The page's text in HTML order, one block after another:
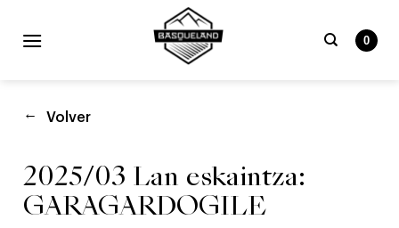
0
Volver
2025/03 Lan eskaintza:
GARAGARDOGILE